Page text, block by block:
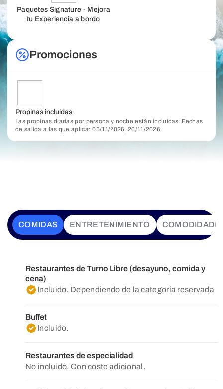
Paquetes Signature - Mejora
tu Experiencia a bordo
Promociones
Propinas incluidas
Las propinas diarias por persona y noche están incluidas. Fechas
de salida a las que aplica: 05/11/2026, 26/11/2026
COMIDAS ENTRETENIMIENTO
Restaurantes de Turno Libre (desayuno, comida y
cena)
Incluido. Dependiendo de la categoría reservada
Buffet
Incluido.
Restaurantes de especialidad
No incluido. Con coste adicional.